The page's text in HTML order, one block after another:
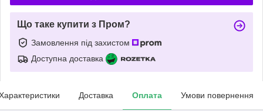
Що таке купити з Пром?
Замовлення під захистом
Доступна доставка
Доставка Оплата Умови повернення